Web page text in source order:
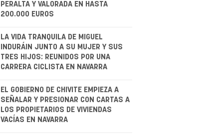
PERALTA Y VALORADA EN HASTA
200.000 EUROS
LA VIDA TRANQUILA DE MIGUEL
INDURÁIN JUNTO A SU MUJER Y SUS
TRES HIJOS: REUNIDOS POR UNA
CARRERA CICLISTA EN NAVARRA
EL GOBIERNO DE CHIVITE EMPIEZA A
SEÑALAR Y PRESIONAR CON CARTAS A
LOS PROPIETARIOS DE VIVIENDAS
VACÍAS EN NAVARRA